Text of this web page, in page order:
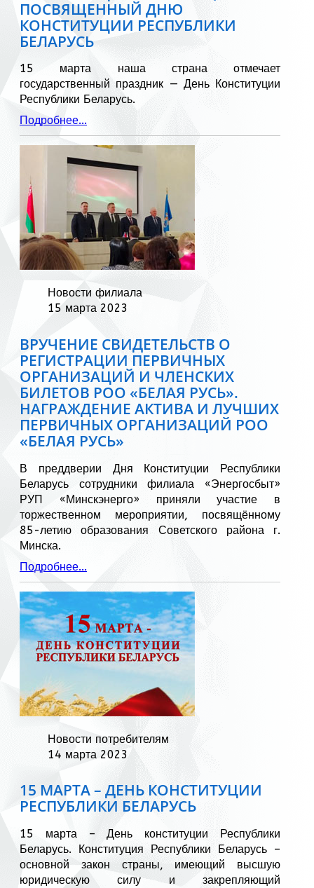
ПОСВЯЩЕННЫЙ ДНЮ
КОНСТИТУЦИИ РЕСПУБЛИКИ
БЕЛАРУСЬ
15 марта наша страна отмечает
государственный праздник — День Конституции
Республики Беларусь.
Подробнее...
Новости филиала
15 марта 2023
ВРУЧЕНИЕ СВИДЕТЕЛЬСТВ О
РЕГИСТРАЦИИ ПЕРВИЧНЫХ
ОРГАНИЗАЦИЙ И ЧЛЕНСКИХ
БИЛЕТОВ РОО «БЕЛАЯ РУСЬ».
НАГРАЖДЕНИЕ АКТИВА И ЛУЧШИХ
ПЕРВИЧНЫХ ОРГАНИЗАЦИЙ РОО
«БЕЛАЯ РУСЬ»
В преддверии Дня Конституции Республики
Беларусь сотрудники филиала «Энергосбыт»
РУП «Минскэнерго» приняли участие в
торжественном мероприятии, посвящённому
85-летию образования Советского района г.
Минска.
Подробнее...
Новости потребителям
14 марта 2023
15 МАРТА – ДЕНЬ КОНСТИТУЦИИ
РЕСПУБЛИКИ БЕЛАРУСЬ
15 марта – День конституции Республики
Беларусь. Конституция Республики Беларусь –
основной закон страны, имеющий высшую
юридическую силу и закрепляющий